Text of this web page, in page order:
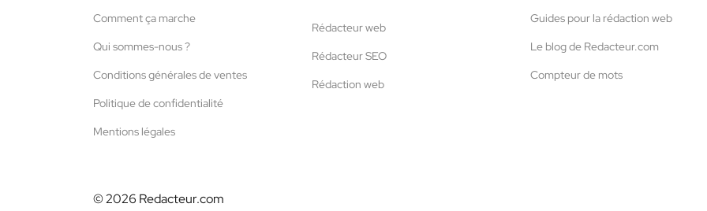
Comment ça marche
Qui sommes-nous ?
Conditions générales de ventes
Politique de confidentialité
Mentions légales
Rédacteur web
Rédacteur SEO
Rédaction web
Guides pour la rédaction web
Le blog de Redacteur.com
Compteur de mots
© 2026 Redacteur.com